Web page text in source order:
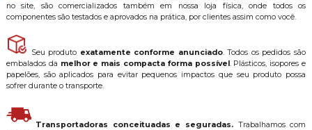
no site, são comercializados também em nossa loja física, onde todos os
componentes são testados e aprovados na prática, por clientes assim como você.
Seu produto exatamente conforme anunciado. Todos os pedidos são
embalados da melhor e mais compacta forma possível. Plásticos, isopores e
papelões, são aplicados para evitar pequenos impactos que seu produto possa
sofrer durante o transporte.
Transportadoras conceituadas e seguradas. Trabalhamos com